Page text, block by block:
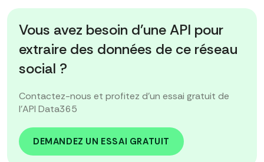
Vous avez besoin d'une API pour
extraire des données de ce réseau
social ?
Contactez-nous et profitez d'un essai gratuit de
l'API Data365
DEMANDEZ UN ESSAI GRATUIT